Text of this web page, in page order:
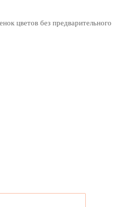
цветов без предварительного